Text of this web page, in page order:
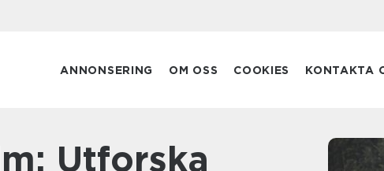
ANNONSERING OM OSS COOKIES KONTAKTA